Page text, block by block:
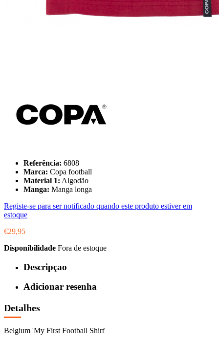
Referência: 6808
Marca: Copa football
Material 1: Algodão
Manga: Manga longa
Registe-se para ser notificado quando este produto estiver em
estoque
€29,95
Disponibilidade Fora de estoque
Descripçao
Adicionar resenha
Detalhes
Belgium 'My First Football Shirt'